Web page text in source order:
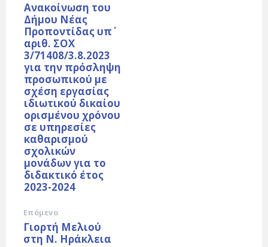
Ανακοίνωση του
Δήμου Νέας
Προποντίδας υπ΄
αριθ. ΣΟΧ
3/71408/3.8.2023
για την πρόσληψη
προσωπικού με
σχέση εργασίας
ιδιωτικού δικαίου
ορισμένου χρόνου
σε υπηρεσίες
καθαρισμού
σχολικών
μονάδων για το
διδακτικό έτος
2023-2024
Επόμενο
Γιορτή Μελιού
στη Ν. Ηράκλεια